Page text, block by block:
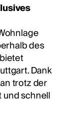
des
Dank
trotz der
schnell